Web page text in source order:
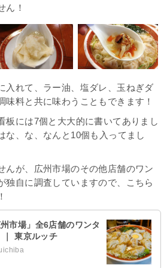
ん！
入れて、ラー油、塩ダレ、玉ねぎダ
味料と共に味わうこともできます！
板には7個と大大的に書いてありまし
な、な、なんと10個も入ってまし
んが、広州市場のその他店舗のワン
独自に調査していますので、こちら
市場」全6店舗のワンタ
｜ 東京ルッチ